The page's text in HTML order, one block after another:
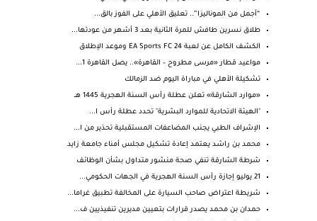
“أجمل من الموناليزا”.. تعليق الأهلي على الفوز بالق...
طلاق نسرين طافش للمرة الثانية بعد 3 أشهر من عودتها...
الكشف الكامل عن لعبة EA Sports FC 24 وموعد الإطلاق
مواعيد قطار «مرسى مطروح – القاهرة».. يصل القاهرة 1...
تشكيلة الأهلي في مباراة اليوم ضد الزمالك
«موارد الشارقة» تعلن عطلة رأس السنة الهجرية 1445 هــ
"الهيئة الاتحادية للموارد البشرية" تحدد عطلة رأس ا...
الإشراف الطبي يجنب المضاعفات المستقبلية تحذير من ا...
محمد بن راشد يعتمد إعادة تشكيل مجلس أمناء جامعة زايد
شرطة الشارقة تنفي صحة منشور متداول بشأن الوظائف
21 يوليو إجازة رأس السنة الهجرية في الجهات الحكومي...
شريطة اعتراض صاحب السيارة على المخالفة تطبيق غراما...
حمدان بن محمد يصدر قرارات بتعيين مديرين تنفيذيين ف...